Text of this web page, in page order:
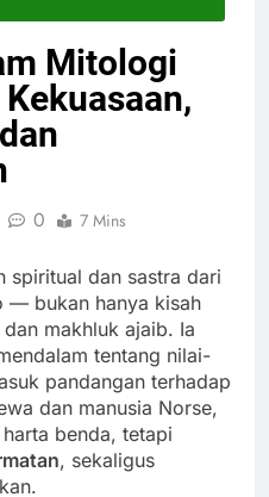
Mitologi
0 7 Mins
dan sastra dari
— bukan hanya kisah
makhluk ajaib. Ia
tentang nilai-
pandangan terhadap
dan manusia Norse,
benda, tetapi
, sekaligus